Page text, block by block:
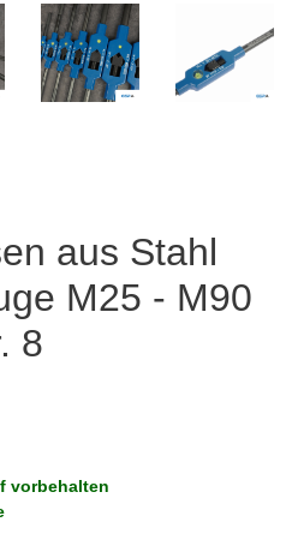
aus Stahl
M25 - M90
8
vorbehalten